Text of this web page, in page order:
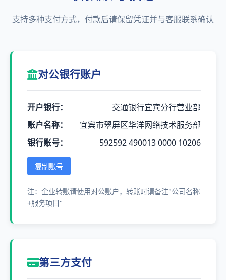
支持多种支付方式，付款后请保留凭证并与客服联系确认
对公银行账户
开户银行：
交通银行宜宾分行营业部
账户名称：
宜宾市翠屏区华洋网络技术服务部
银行账号：
592592 490013 0000 10206
复制账号
注：企业转账请使用对公账户，转账时请备注"公司名称
+服务项目"
第三方支付